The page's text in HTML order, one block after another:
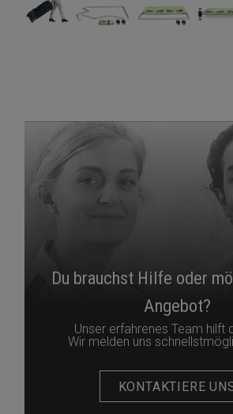
Du brauchst Hilfe oder
Angebot?
Unser erfahrenes Team hilft
Wir melden uns
KONTAKTIERE